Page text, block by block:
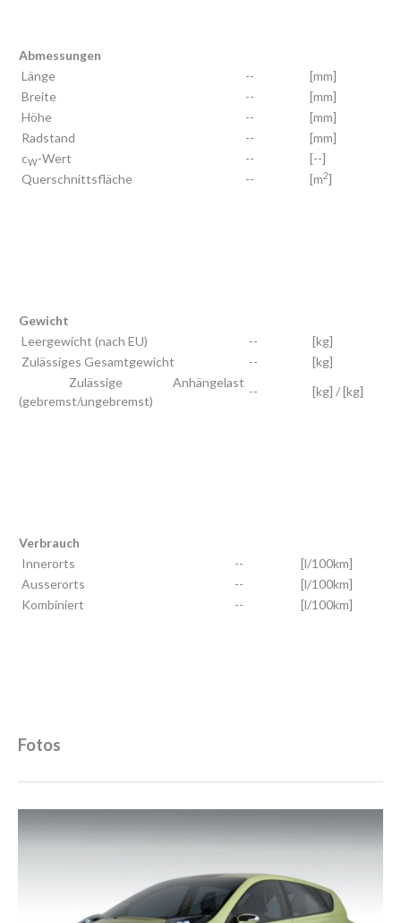
Abmessungen
Länge
--
[mm]
Breite
--
[mm]
Höhe
--
[mm]
Radstand
--
[mm]
cW-Wert --
[--]
Querschnittsfläche
-- [m2]
Gewicht
Leergewicht (nach EU)
--
[kg]
Zulässiges Gesamtgewicht
--
[kg]
Zulässige Anhängelast
(gebremst/ungebremst)
-- [kg] / [kg]
Verbrauch
Innerorts
--
[l/100km]
Ausserorts
--
[l/100km]
Kombiniert
-- [l/100km]
Fotos